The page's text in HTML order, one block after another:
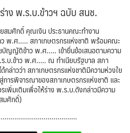
าง พ.ร.บ.ข้าวฯ ฉบับ สนช.
ศักดิ์ คุณเงิน ประธานคณะทำงาน
พ.ศ….. สภาเกษตรกรแห่งชาติ พร้อมคณะ
บัญญัติข้าว พ.ศ….. เข้ายื่นข้อเสนอตามความ
.บ.ข้าว พ.ศ….. ณ ทำเนียบรัฐบาล สภา
ล่าวว่า สภาเกษตรกรแห่งชาติมีความห่วงใย
สู่การพิจารณาของสภาเกษตรกรแห่งชาติ และ
เพิ่มเติมเพื่อให้ร่าง พ.ร.บ.ดังกล่าวมีความ
มศักดิ์)